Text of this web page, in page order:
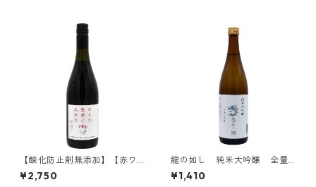
【酸化防止剤無添加】【赤ワ
イン】 人
生をサボるワイン。 750ml
¥2,750
龍の如し 純米大吟醸 全量
山田錦 720ml
¥1,410